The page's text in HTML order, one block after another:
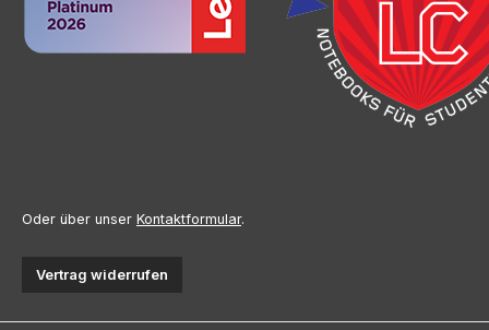
Oder über unser Kontaktformular.
Vertrag widerrufen